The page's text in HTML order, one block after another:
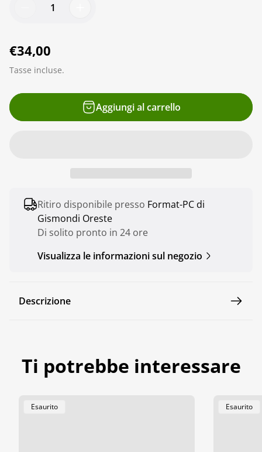
P
r
z
z
€34,00
Tasse incluse.
Aggiungi al carrello
Ritiro disponibile presso Format-PC di
Gismondi Oreste
Di solito pronto in 24 ore
Visualizza le informazioni sul negozio
Descrizione
Ti potrebbe interessare
Etichetta
Esaurito
Etichetta
Esaurito